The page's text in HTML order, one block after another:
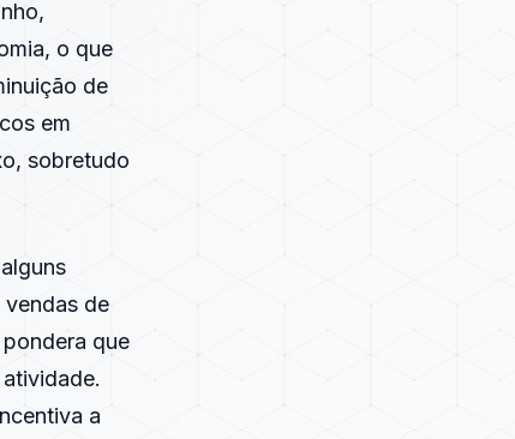
o que
de
em
sobretudo
de
que
a